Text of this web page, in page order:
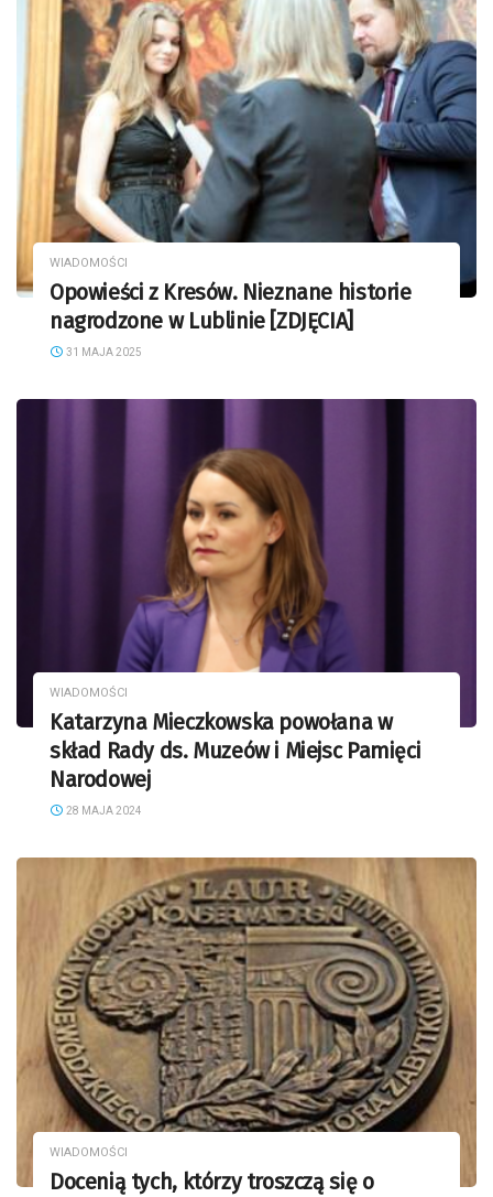
WIADOMOŚCI
Opowieści z Kresów. Nieznane historie
nagrodzone w Lublinie [ZDJĘCIA]
31 MAJA 2025
WIADOMOŚCI
Katarzyna Mieczkowska powołana w
skład Rady ds. Muzeów i Miejsc Pamięci
Narodowej
28 MAJA 2024
WIADOMOŚCI
Docenią tych, którzy troszczą się o